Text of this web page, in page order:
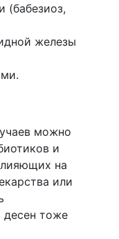
(бабезиоз,
железы
можно
и
на
или
десен тоже